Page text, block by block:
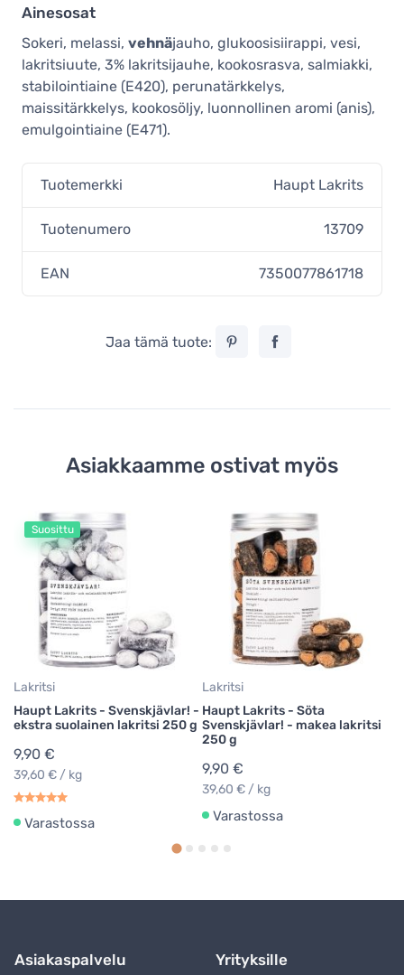
Ainesosat
Sokeri, melassi, vehnäjauho, glukoosisiirappi, vesi,
lakritsiuute, 3% lakritsijauhe, kookosrasva, salmiakki,
stabilointiaine (E420), perunatärkkelys,
maissitärkkelys, kookosöljy, luonnollinen aromi (anis),
emulgointiaine (E471).
Tuotemerkki Haupt Lakrits
Tuotenumero 13709
EAN 7350077861718
Jaa tämä tuote:
Asiakkaamme ostivat myös
Suosittu
Lakritsi
Haupt Lakrits - Svenskjävlar! -
ekstra suolainen lakritsi 250 g
9,90 €
39,60 € / kg
Varastossa
Lakritsi
Haupt Lakrits - Söta
Svenskjävlar! - makea lakritsi
250 g
9,90 €
39,60 € / kg
Varastossa
Asiakaspalvelu Yrityksille